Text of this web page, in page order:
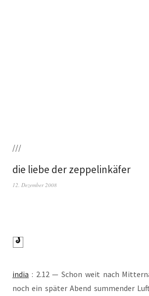
///
die liebe der zeppelinkäfer
12. Dezember 2008
india : 2.12 — Schon weit nach
noch ein spä­ter Abend sum­men­der